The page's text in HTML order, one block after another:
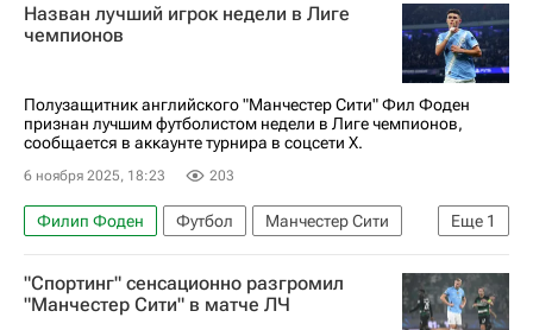
Манчестер Сити
Назван лучший игрок недели в Лиге
чемпионов
Полузащитник английского "Манчестер Сити" Фил Фоден
признан лучшим футболистом недели в Лиге чемпионов,
сообщается в аккаунте турнира в соцсети Х.
6 ноября 2025, 18:23 203
Еще 1
Филип Фоден Футбол
Манчестер Сити
Лига чемпионов УЕФА 2026-2027
"Спортинг" сенсационно разгромил
"Манчестер Сити" в матче ЛЧ